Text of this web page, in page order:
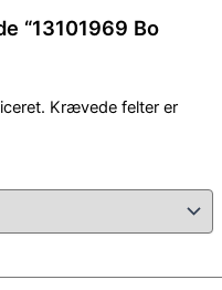
“13101969 Bo
Krævede felter er